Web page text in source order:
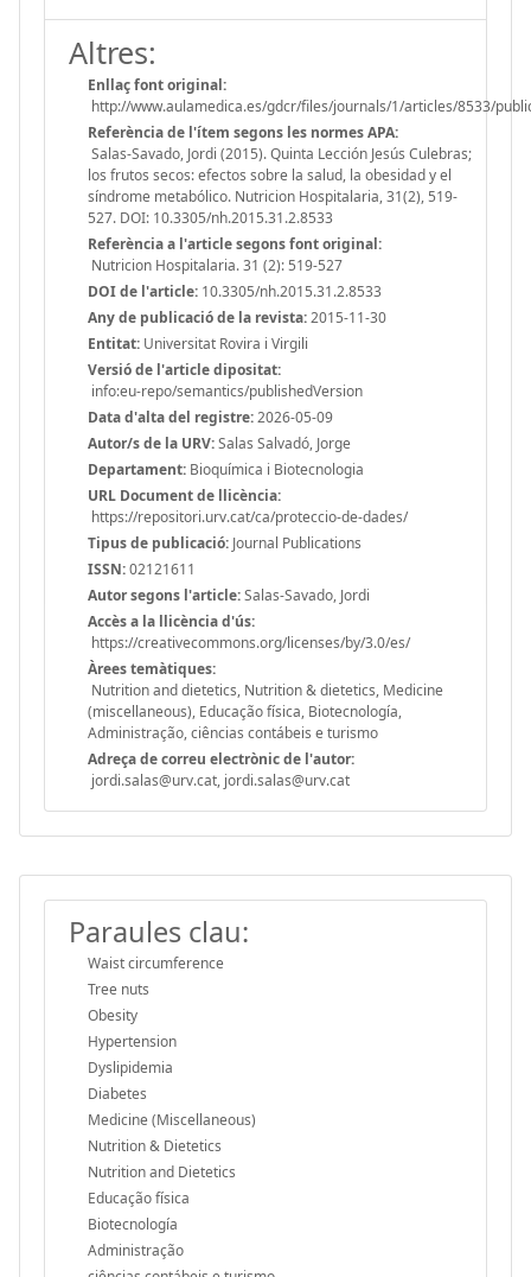
Altres:
Enllaç font original:
http://www.aulamedica.es/gdcr/files/journals/1/articles/8533/
Referència de l'ítem segons les normes APA:
Salas-Savado, Jordi (2015). Quinta Lección Jesús Culebras;
los frutos secos: efectos sobre la salud, la obesidad y el
síndrome metabólico. Nutricion Hospitalaria, 31(2), 519-
527. DOI: 10.3305/nh.2015.31.2.8533
Referència a l'article segons font original:
Nutricion Hospitalaria. 31 (2): 519-527
DOI de l'article: 10.3305/nh.2015.31.2.8533
Any de publicació de la revista:2015-11-30
Entitat: Universitat Rovira i Virgili
Versió de l'article dipositat:
info:eu-repo/semantics/publishedVersion
Data d'alta del registre:2026-05-09
Autor/s de la URV:Salas Salvadó, Jorge
Departament: Bioquímica i Biotecnologia
URL Document de llicència:
https://repositori.urv.cat/ca/proteccio-de-dades/
Tipus de publicació: Journal Publications
ISSN:02121611
Autor segons l'article:Salas-Savado, Jordi
Accès a la llicència d'ús:
https://creativecommons.org/licenses/by/3.0/es/
Àrees temàtiques:
Nutrition and dietetics, Nutrition & dietetics, Medicine
(miscellaneous), Educação física, Biotecnología,
Administração, ciências contábeis e turismo
Adreça de correu electrònic de l'autor:
jordi.salas@urv.cat, jordi.salas@urv.cat
Paraules clau:
Waist circumference
Tree nuts
Obesity
Hypertension
Dyslipidemia
Diabetes
Medicine (Miscellaneous)
Nutrition & Dietetics
Nutrition and Dietetics
Educação física
Biotecnología
Administração